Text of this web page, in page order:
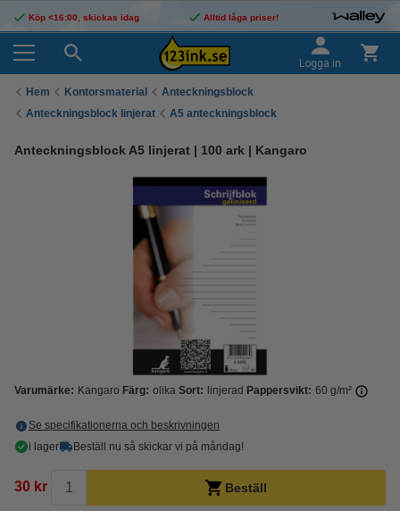
Köp <16:00, skickas idag Alltid låga priser!
Logga in
Hem Kontorsmaterial
Anteckningsblock
Anteckningsblock linjerat
A5 anteckningsblock
Anteckningsblock A5 linjerat | 100 ark | Kangaro
Varumärke: Kangaro Färg: olika Sort: linjerad Pappersvikt: 60 g/m²
Se specifikationerna och beskrivningen
i lager
Beställ nu så skickar vi på måndag!
30 kr Beställ